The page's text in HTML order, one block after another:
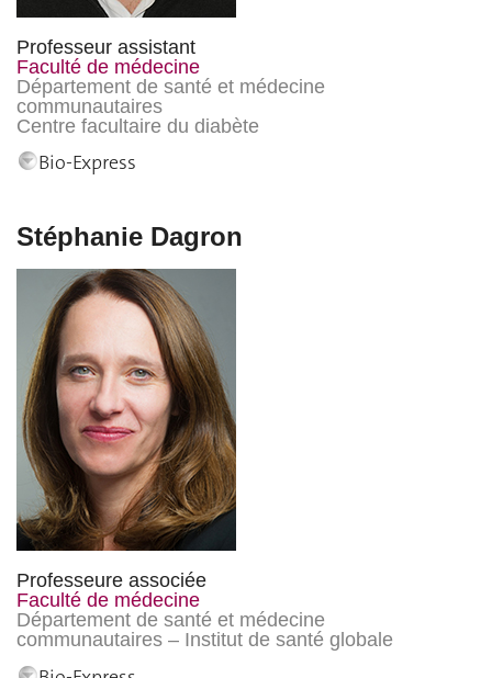
Professeur assistant
Faculté de médecine
Département de santé et médecine
communautaires
Centre facultaire du diabète
Bio-Express
Stéphanie Dagron
Professeure associée
Faculté de médecine
Département de santé et médecine
communautaires – Institut de santé globale